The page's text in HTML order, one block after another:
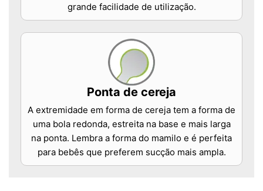
grande facilidade de utilização.
Ponta de cereja
A extremidade em forma de cereja tem a forma de
uma bola redonda, estreita na base e mais larga
na ponta. Lembra a forma do mamilo e é perfeita
para bebês que preferem sucção mais ampla.